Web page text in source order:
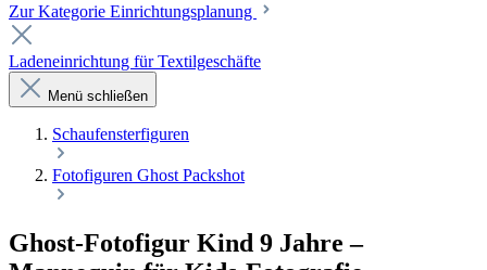
Zur Kategorie Einrichtungsplanung
Ladeneinrichtung für Textilgeschäfte
Menü schließen
Schaufenster­figuren
Fotofiguren Ghost Packshot
Ghost-Fotofigur Kind 9 Jahre –